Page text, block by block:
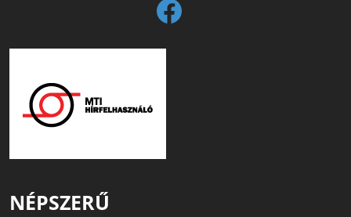
NÉPSZERŰ